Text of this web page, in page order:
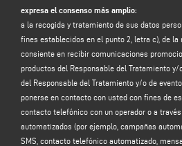
El Responsable del tratamiento tratará sus
identificación y de contacto (tales como:
dirección, ciudad, código postal, provincia,
electrónico, número de teléfono) facilitados
cumplimentar el formulario de recogida de
del sitio web del Responsable del tratamiento
El responsable del tratamiento tiene la
personales con la finalidad de:
responder a su mensaje o solicitud de
este formulario, por ejemplo, para obtener
expresa el consenso más amplio:
a la recogida y tratamiento de sus datos
fines establecidos en el punto 2, letra c), de la
consiente en recibir comunicaciones
productos del Responsable del Tratamiento
del Responsable del Tratamiento y/o de
ponerse en contacto con usted con fines de
contacto telefónico con un operador o a
automatizados (por ejemplo, campañas
SMS, contacto telefónico automatizado,